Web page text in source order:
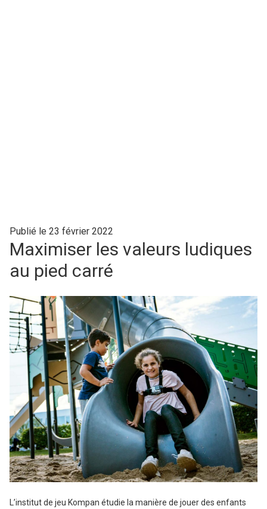
Publié le 23 février 2022
Maximiser les valeurs ludiques
au pied carré
L’institut de jeu Kompan étudie la manière de jouer des enfants